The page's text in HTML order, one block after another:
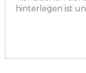
hinterlegen ist